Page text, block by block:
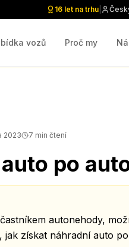
16 let na trhu
vozů Proč my
2023 7 min čtení
po
autonehody,
jak získat náhradní auto